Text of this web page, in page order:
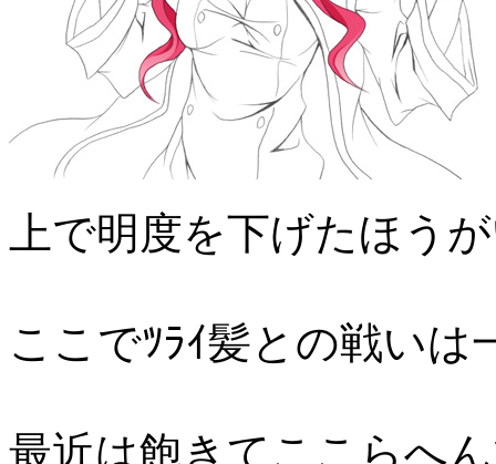
上で明度を下げたほう
ここでﾂﾗｲ髪との戦いは
最近は飽きてここらへ